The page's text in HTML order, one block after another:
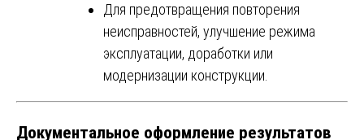
Для предотвращения повторения
неисправностей, улучшение режима
эксплуатации, доработки или
модернизации конструкции.
Документальное оформление результатов